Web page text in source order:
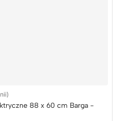
88 x 60 cm Barga -